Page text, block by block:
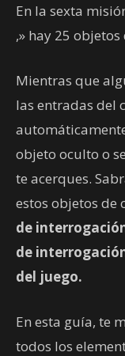
En la sexta
,» hay 25
Mientras que
las entradas del
objeto oculto o
te acerques.
estos objetos de
de
de
del juego.
En esta guía, te
todos los